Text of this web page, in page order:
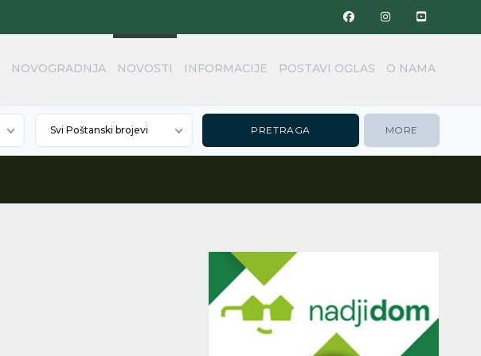
NOVOGRADNJA NOVOSTI INFORMACIJE POSTAVI OGLAS O NAMA
Svi Poštanski brojevi MORE